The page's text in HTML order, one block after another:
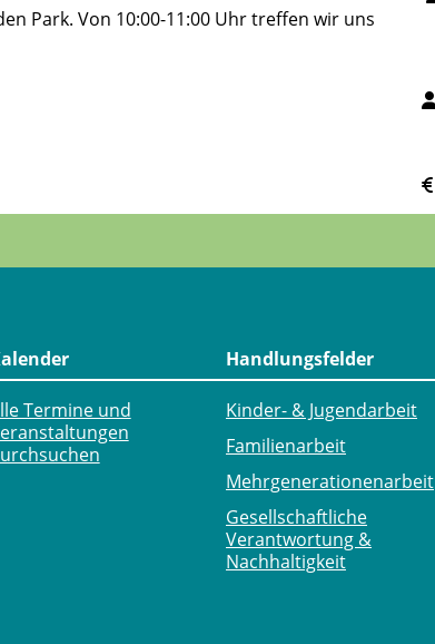
Park. Von 10:00-11:00 Uhr treffen wir uns
Termine und
Handlungsfelder
Kinder- & Jugendarbeit
Familienarbeit
Mehr­generationen­arbeit
Gesellschaftliche
Verantwortung &
Nachhaltigkeit